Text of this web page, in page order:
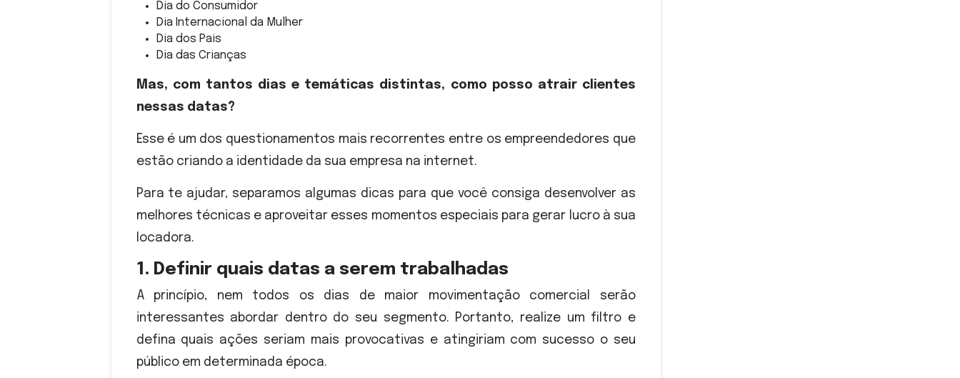
Dia do Consumidor
Dia Internacional da Mulher
Dia dos Pais
Dia das Crianças
Mas, com tantos dias e temáticas distintas, como posso atrair clientes
nessas datas?
Esse é um dos questionamentos mais recorrentes entre os empreendedores que
estão criando a identidade da sua empresa na internet.
Para te ajudar, separamos algumas dicas para que você consiga desenvolver as
melhores técnicas e aproveitar esses momentos especiais para gerar lucro à sua
locadora.
1. Definir quais datas a serem trabalhadas
A princípio, nem todos os dias de maior movimentação comercial serão
interessantes abordar dentro do seu segmento. Portanto, realize um filtro e
defina quais ações seriam mais provocativas e atingiriam com sucesso o seu
público em determinada época.